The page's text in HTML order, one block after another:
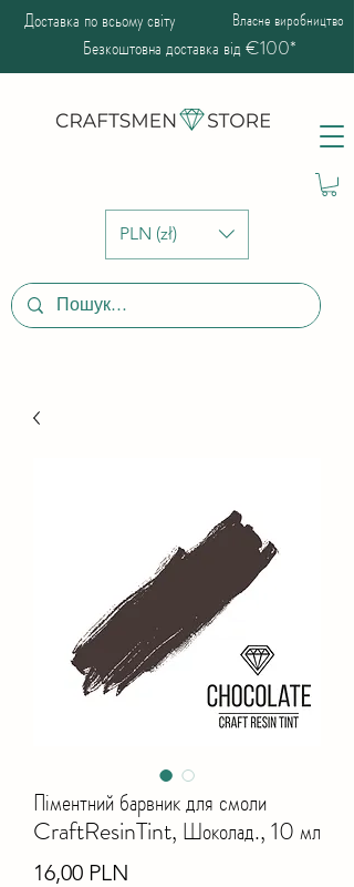
PLN (zł)
Доставка по всьому світу Власне виробництво
Безкоштовна доставка від €100*
Піментний барвник для смоли
CraftResinTint, Шоколад., 10 мл
16,00 PLN